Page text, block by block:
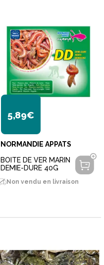
5,89€
NORMANDIE APPATS
BOITE DE VER MARIN
DEMIE-DURE 40G
Non vendu en livraison